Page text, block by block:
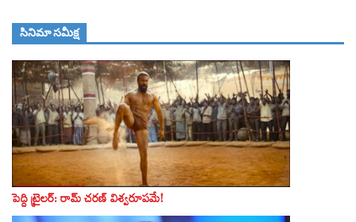
సినిమా స‌మీక్ష
పెద్ది ట్రైలర్‌: రామ్‌ చరణ్‌ విశ్వరూపమే!